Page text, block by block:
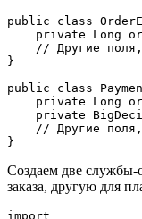
public class
private Long
// Другие
}
public class
private Long
private
// Другие
}
Создаем две
заказа, другую для
import